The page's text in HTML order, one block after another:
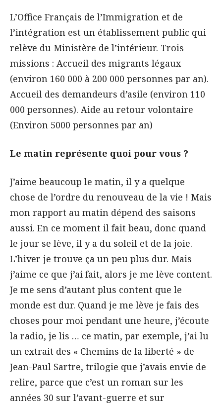
L’Office Français de l’Immigration et de
l’intégration est un établissement public qui
relève du Ministère de l’intérieur. Trois
missions : Accueil des migrants légaux
(environ 160 000 à 200 000 personnes par an).
Accueil des demandeurs d’asile (environ 110
000 personnes). Aide au retour volontaire
(Environ 5000 personnes par an)
Le matin représente quoi pour vous ?
J’aime beaucoup le matin, il y a quelque
chose de l’ordre du renouveau de la vie ! Mais
mon rapport au matin dépend des saisons
aussi. En ce moment il fait beau, donc quand
le jour se lève, il y a du soleil et de la joie.
L’hiver je trouve ça un peu plus dur. Mais
j’aime ce que j’ai fait, alors je me lève content.
Je me sens d’autant plus content que le
monde est dur. Quand je me lève je fais des
choses pour moi pendant une heure, j’écoute
la radio, je lis … ce matin, par exemple, j’ai lu
un extrait des « Chemins de la liberté » de
Jean-Paul Sartre, trilogie que j’avais envie de
relire, parce que c’est un roman sur les
années 30 sur l’avant-guerre et sur